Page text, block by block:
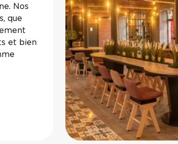
Nos
que
et bien